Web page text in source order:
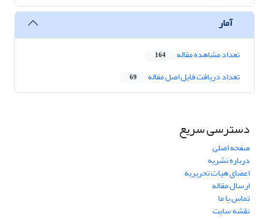
آمار
تعداد مشاهده مقاله 164
تعداد دریافت فایل اصل مقاله 69
دسترسی سریع
صفحه اصلی
درباره نشریه
اعضای هیات تحریریه
ارسال مقاله
تماس با ما
نقشه سایت